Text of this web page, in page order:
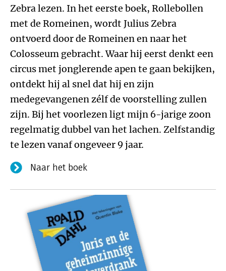
Zebra lezen. In het eerste boek, Rollebollen
met de Romeinen, wordt Julius Zebra
ontvoerd door de Romeinen en naar het
Colosseum gebracht. Waar hij eerst denkt een
circus met jonglerende apen te gaan bekijken,
ontdekt hij al snel dat hij en zijn
medegevangenen zélf de voorstelling zullen
zijn. Bij het voorlezen ligt mijn 6-jarige zoon
regelmatig dubbel van het lachen. Zelfstandig
te lezen vanaf ongeveer 9 jaar.
Naar het boek